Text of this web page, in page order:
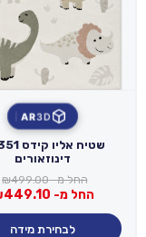
3D
AR
דינוזאורים
החל מ- ₪499.00
החל מ- 449.10
לבחירת מידה